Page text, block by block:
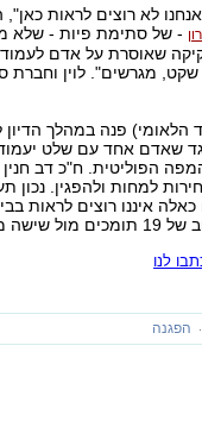
לא רוצים לראות כאן",
- של סתימת פיות - שלא
שאוסרת על אדם
מגרשים". לוין וחברת
הלאומי) פנה במהלך
שאדם אחד עם שלט יעמוד
הפוליטית. ח"כ דב
למחות ולהפגין.
איננו רוצים לראות
מתנגדים.
לנו
הפגנה